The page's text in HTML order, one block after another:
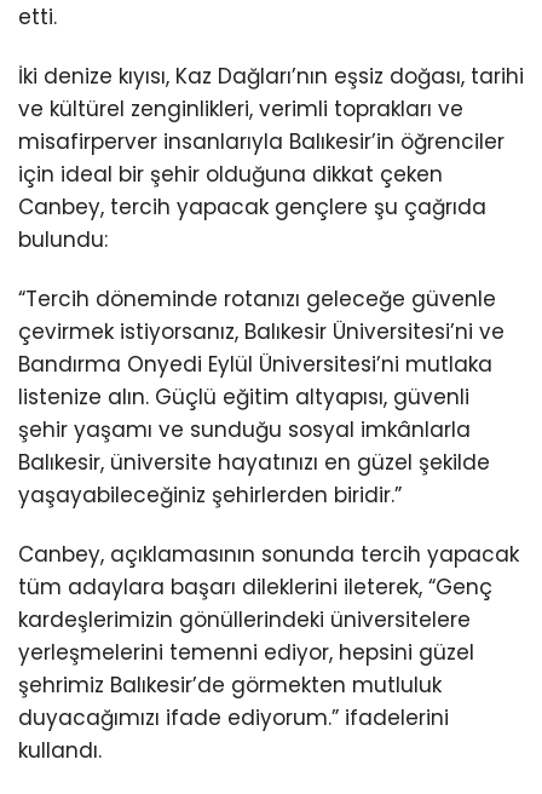
etti.
İki denize kıyısı, Kaz Dağları’nın eşsiz doğası, tarihi
ve kültürel zenginlikleri, verimli toprakları ve
misafirperver insanlarıyla Balıkesir’in öğrenciler
için ideal bir şehir olduğuna dikkat çeken
Canbey, tercih yapacak gençlere şu çağrıda
bulundu:
“Tercih döneminde rotanızı geleceğe güvenle
çevirmek istiyorsanız, Balıkesir Üniversitesi’ni ve
Bandırma Onyedi Eylül Üniversitesi’ni mutlaka
listenize alın. Güçlü eğitim altyapısı, güvenli
şehir yaşamı ve sunduğu sosyal imkânlarla
Balıkesir, üniversite hayatınızı en güzel şekilde
yaşayabileceğiniz şehirlerden biridir.”
Canbey, açıklamasının sonunda tercih yapacak
tüm adaylara başarı dileklerini ileterek, “Genç
kardeşlerimizin gönüllerindeki üniversitelere
yerleşmelerini temenni ediyor, hepsini güzel
şehrimiz Balıkesir’de görmekten mutluluk
duyacağımızı ifade ediyorum.” ifadelerini
kullandı.